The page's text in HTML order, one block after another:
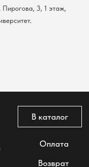
Пирогова, 3, 1 этаж,